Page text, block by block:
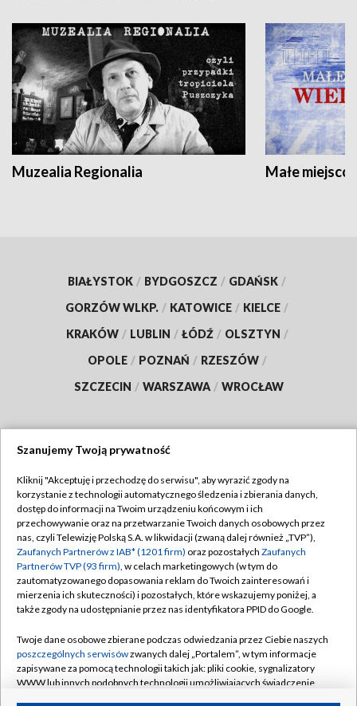
Muzealia Regionalia Małe
BIAŁYSTOK / BYDGOSZCZ / GDAŃSK /
GORZÓW WLKP. / KATOWICE / KIELCE /
KRAKÓW / LUBLIN / ŁÓDŹ / OLSZTYN /
OPOLE / POZNAŃ / RZESZÓW /
SZCZECIN / WARSZAWA / WROCŁAW
TVP
Abonament TVP
Emisja w TVP
Centrum informacji TVP
Naziemna Telewizja Cyfrowa
Rada Programowa
System NOS
Informacje o nadawcy
Regulamin TVP
Polityka prywatności
Moje zgody
Pomoc
Kontakt
Szanujemy Twoją prywatność
Kliknij "Akceptuję i przechodzę do serwisu", aby wyrazić zgody na
korzystanie z technologii automatycznego śledzenia i zbierania danych,
dostęp do informacji na Twoim urządzeniu końcowym i ich
przechowywanie oraz na przetwarzanie Twoich danych osobowych przez
nas, czyli Telewizję Polską S.A. w likwidacji (zwaną dalej również „TVP”),
Zaufanych Partnerów z IAB* (1201 firm) oraz pozostałych Zaufanych
Partnerów TVP (93 firm), w celach marketingowych (w tym do
zautomatyzowanego dopasowania reklam do Twoich zainteresowań i
mierzenia ich skuteczności) i pozostałych, które wskazujemy poniżej, a
także zgody na udostępnianie przez nas identyfikatora PPID do Google.
Twoje dane osobowe zbierane podczas odwiedzania przez Ciebie naszych
poszczególnych serwisówzwanych dalej „Portalem”, w tym informacje
zapisywane za pomocą technologii takich jak: pliki cookie, sygnalizatory
WWW lub innych podobnych technologii umożliwiających świadczenie